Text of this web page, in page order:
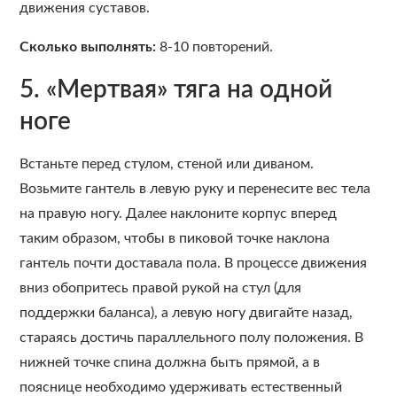
движения суставов.
Сколько выполнять: 8-10 повторений.
5. «Мертвая» тяга на одной
ноге
Встаньте перед стулом, стеной или диваном.
Возьмите гантель в левую руку и перенесите вес тела
на правую ногу. Далее наклоните корпус вперед
таким образом, чтобы в пиковой точке наклона
гантель почти доставала пола. В процессе движения
вниз обопритесь правой рукой на стул (для
поддержки баланса), а левую ногу двигайте назад,
стараясь достичь параллельного полу положения. В
нижней точке спина должна быть прямой, а в
пояснице необходимо удерживать естественный